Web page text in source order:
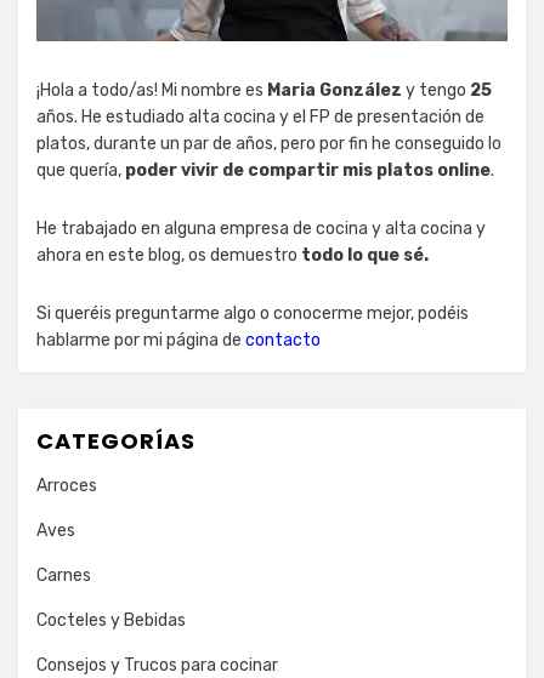
¡Hola a todo/as! Mi nombre es Maria González y tengo 25
años. He estudiado alta cocina y el FP de presentación de
platos, durante un par de años, pero por fin he conseguido lo
que quería, poder vivir de compartir mis platos online.
He trabajado en alguna empresa de cocina y alta cocina y
ahora en este blog, os demuestro todo lo que sé.
Si queréis preguntarme algo o conocerme mejor, podéis
hablarme por mi página de contacto
CATEGORÍAS
Arroces
Aves
Carnes
Cocteles y Bebidas
Consejos y Trucos para cocinar